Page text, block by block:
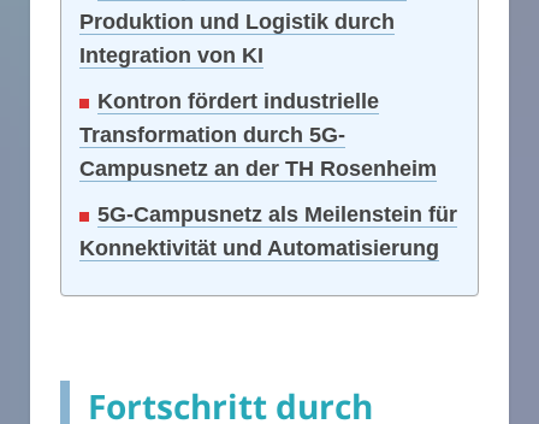
Produktion und Logistik durch
Integration von KI
Kontron fördert industrielle
Transformation durch 5G-
Campusnetz an der TH Rosenheim
5G-Campusnetz als Meilenstein für
Konnektivität und Automatisierung
Fortschritt durch